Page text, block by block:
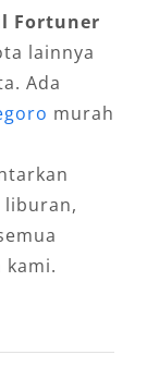
sekaligus
tanpa
premium
Fortuner
lainnya
Ada
murah
liburan,